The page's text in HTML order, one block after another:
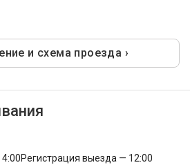
и схема проезда ›
Регистрация выезда — 12:00